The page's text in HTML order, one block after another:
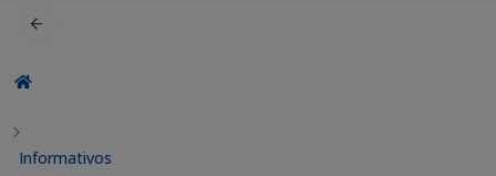
Informativos